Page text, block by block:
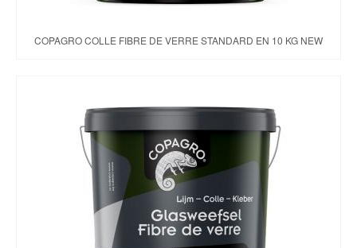
COPAGRO COLLE FIBRE DE VERRE STANDARD EN 10 KG NEW